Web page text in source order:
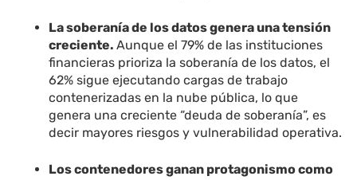
La soberanía de los datos genera una tensión
creciente.Aunque el 79% de las instituciones
financieras prioriza la soberanía de los datos, el
62% sigue ejecutando cargas de trabajo
contenerizadas en la nube pública, lo que
genera una creciente “deuda de soberanía”, es
decir mayores riesgos y vulnerabilidad operativa.
Los contenedores ganan protagonismo como